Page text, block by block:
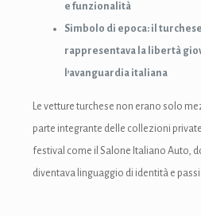
e funzionalità
Simbolo di epoca: il turchese
rappresentava la libertà
l’avanguardia italiana
Le vetture turchese non erano solo
parte integrante delle collezioni
festival come il Salone Italiano Auto,
diventava linguaggio di identità e